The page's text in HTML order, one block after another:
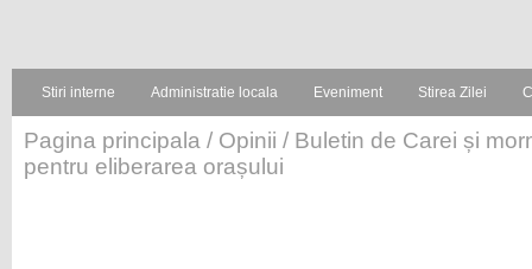
Stiri interne Administratie locala Eveniment Stirea Zilei
Pagina principala / Opinii / Buletin de Carei și
pentru eliberarea orașului